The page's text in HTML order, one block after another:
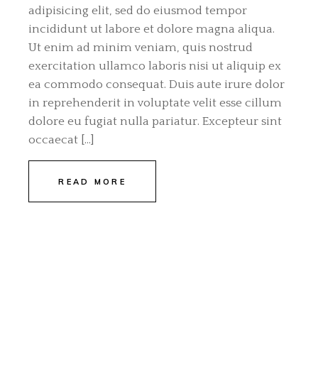
adipisicing elit, sed do eiusmod tempor
incididunt ut labore et dolore magna aliqua.
Ut enim ad minim veniam, quis nostrud
exercitation ullamco laboris nisi ut aliquip ex
ea commodo consequat. Duis aute irure dolor
in reprehenderit in voluptate velit esse cillum
dolore eu fugiat nulla pariatur. Excepteur sint
occaecat […]
READ MORE